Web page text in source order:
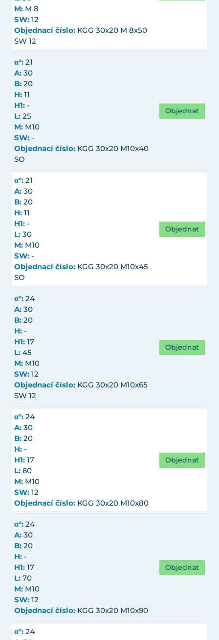
M: M 8
SW: 12
Objednací číslo: KGG 30x20 M 8x50
SW 12
α°: 21
A: 30
B: 20
H: 11
H1: -
L: 25
M: M10
SW: -
Objednací číslo: KGG 30x20 M10x40
SO
Objednat
α°: 21
A: 30
B: 20
H: 11
H1: -
L: 30
M: M10
SW: -
Objednací číslo: KGG 30x20 M10x45
SO
Objednat
α°: 24
A: 30
B: 20
H: -
H1: 17
L: 45
M: M10
SW: 12
Objednací číslo: KGG 30x20 M10x65
SW 12
Objednat
α°: 24
A: 30
B: 20
H: -
H1: 17
L: 60
M: M10
SW: 12
Objednací číslo: KGG 30x20 M10x80
Objednat
α°: 24
A: 30
B: 20
H: -
H1: 17
L: 70
M: M10
SW: 12
Objednací číslo: KGG 30x20 M10x90
Objednat
α°: 24